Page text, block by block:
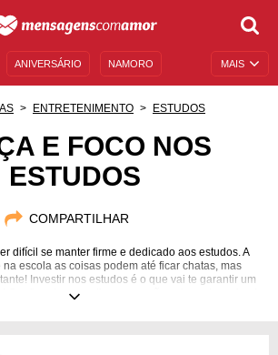
MAIS
ANIVERSÁRIO NAMORO
MENSAGENS DE ANIVERSÁRIO
ENTRETENIMENTO ESTUDOS
E FOCO NOS
ESTUDOS
COMPARTILHAR
difícil se manter firme e dedicado aos estudos. A
escola as coisas podem até ficar chatas, mas
Investir nos estudos é o que vai te garantir um
Confira algumas dicas para não cair no desanimo!